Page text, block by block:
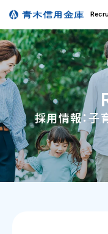
採用情報：子